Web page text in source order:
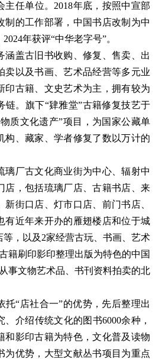
主任单位。2018年底，按照中宣部
制的工作部署，中国书店改制为中
年获评“中华老字号”。
盖古旧书收购、修复、售卖、出
卖以及书画、艺术品经营等多元业
印古籍、文史艺术为主，拥有较为
链。旗下“肄雅堂”古籍修复技艺于
质文化遗产”项目，为国家公藏单
构、藏家、学者修复了数以万计的
厂古文化商业街为中心、辐射中
店，包括琉璃厂店、古籍书店、来
街口店、灯市口店、前门书店、
有近年来开办的雁翅楼店和位于城
，以及2家经营古玩、书画、艺术
籍刷印影印整理出版为特色的中国
事文物艺术品、书刊资料拍卖的北
“店社合一”的优势，先后整理出
介绍传统文化的图书6000余种，
和影印古籍为特色，文化普及读物
为优势，大型文献丛书项目为重点